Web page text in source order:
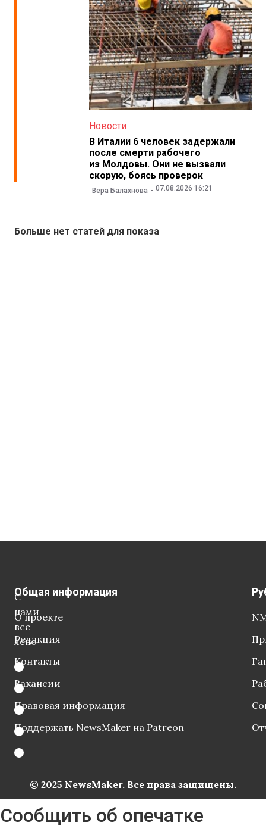
Новости
В Италии 6 человек задержали
после смерти рабочего
из Молдовы. Они не вызвали
скорую, боясь проверок
Вера Балахнова 07.08.2026 16:21
Больше нет статей для показа
С
нами
все
ясно
Общая информация
О проекте
Редакция
Контакты
Вакансии
Правовая информация
Поддержать NewsMaker на Patreon
© 2025 NewsMaker. Все права защищены.
Сообщить об опечатке